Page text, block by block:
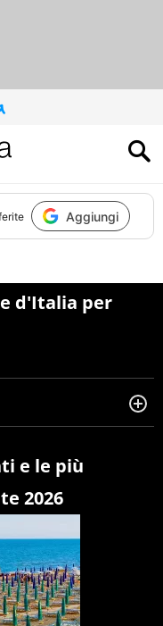
Aggiungi
d'Italia per
dieci anni si occupa di
e le più
2026